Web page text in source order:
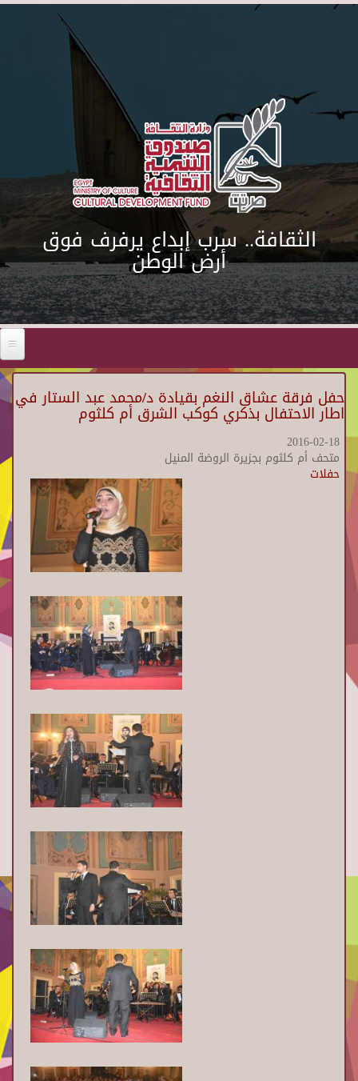
Skip to main content
الثقافة.. سرب إبداع يرفرف فوق
أرض الوطن
حفل فرقة عشاق النغم بقيادة د/محمد عبد الستار في
اطار الاحتفال بذكري كوكب الشرق أم كلثوم
2016-02-18
متحف أم كلثوم بجزيرة الروضة المنيل
حفلات